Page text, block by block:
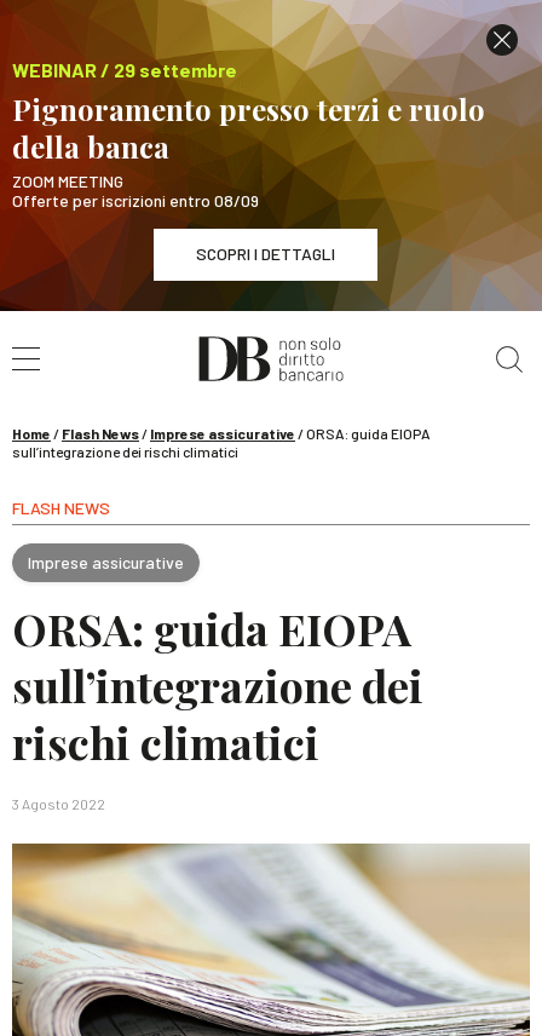
WEBINAR / 29 settembre
Pignoramento presso terzi e ruolo
della banca
ZOOM MEETING
Offerte per iscrizioni entro 08/09
SCOPRI I DETTAGLI
WEBINAR / 29 settembre
Pignoramento presso terzi e ruolo della banca
Home / Flash News/ Imprese assicurative /ORSA: guida EIOPA
sull’integrazione dei rischi climatici
FLASH NEWS
Imprese assicurative
ORSA: guida EIOPA
sull’integrazione dei
rischi climatici
3 Agosto 2022